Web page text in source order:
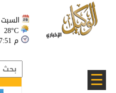
السبت 2026-08-08
28°C
07:51 م
☰